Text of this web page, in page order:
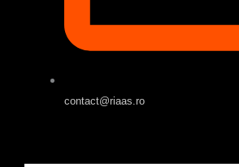
contact@riaas.ro